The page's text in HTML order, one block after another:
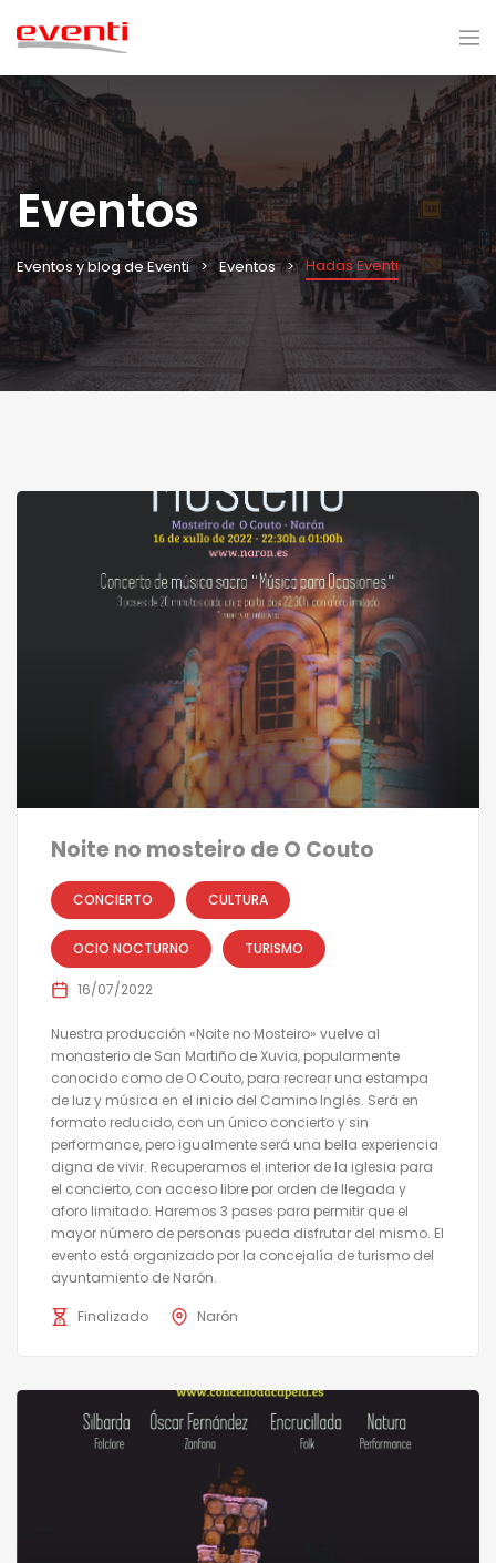
Eventos
Eventos y blog de Eventi Eventos Hadas Eventi
Noite no mosteiro de O Couto
CONCIERTO CULTURA
OCIO NOCTURNO TURISMO
16/07/2022
Nuestra producción «Noite no Mosteiro» vuelve al
monasterio de San Martiño de Xuvia, popularmente
conocido como de O Couto, para recrear una estampa
de luz y música en el inicio del Camino Inglés. Será en
formato reducido, con un único concierto y sin
performance, pero igualmente será una bella experiencia
digna de vivir. Recuperamos el interior de la iglesia para
el concierto, con acceso libre por orden de llegada y
aforo limitado. Haremos 3 pases para permitir que el
mayor número de personas pueda disfrutar del mismo. El
evento está organizado por la concejalía de turismo del
ayuntamiento de Narón.
Finalizado Narón